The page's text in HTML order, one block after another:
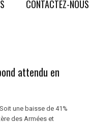
CONTACTEZ-NOUS
attendu en
une baisse de 41%
des Armées et